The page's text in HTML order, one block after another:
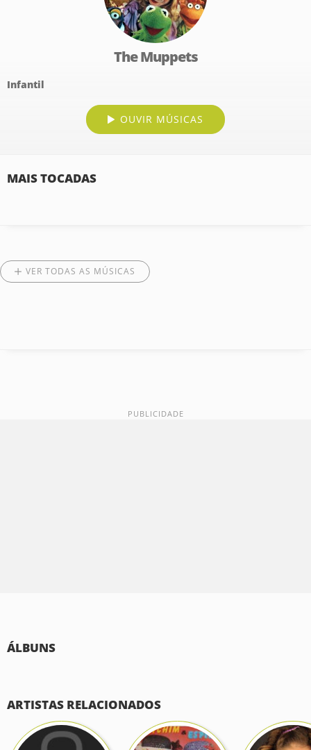
The Muppets
Infantil
OUVIR MÚSICAS
MAIS TOCADAS
VER TODAS AS MÚSICAS
ÁLBUNS
ARTISTAS RELACIONADOS